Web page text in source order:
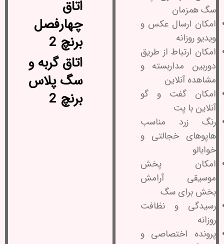
سگ همزمان
امکان ارسال عکس و
ویدیو روزانه
امکان ارتباط از طریق
دوربین مداربسته و
مشاهده آنلاین
امکان گفت و گو
آنلاین با پت
رنگ زرد مناسب
هاپوهای خجالتی و
خوابالو
امکان پخش
موسیقی آرامش
بخش برای سگ
رسیدگی و نظافت
روزانه
پرونده اختصاصی و
اتاق
چهارفصل
برنچ 2
اتاق گربه و
سگ پلاس
برنچ 2